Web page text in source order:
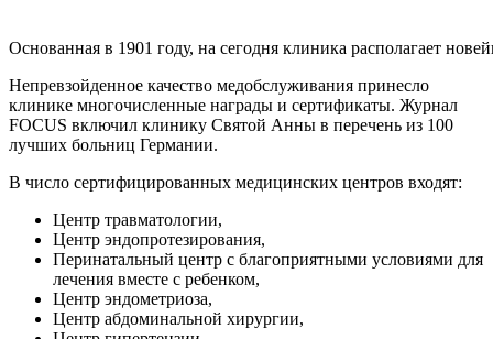
Основанная в 1901 году, на сегодня клиника располагает
Непревзойденное качество медобслуживания принесло
клинике многочисленные награды и сертификаты. Журнал
FOCUS включил клинику Святой Анны в перечень из 100
лучших больниц Германии.
В число сертифицированных медицинских центров входят:
Центр травматологии,
Центр эндопротезирования,
Перинатальный центр с благоприятными условиями для
лечения вместе с ребенком,
Центр эндометриоза,
Центр абдоминальной хирургии,